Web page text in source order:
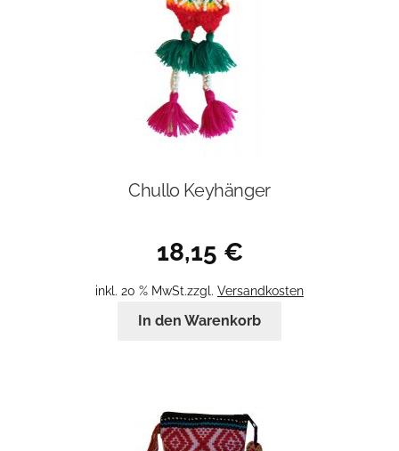
Chullo Keyhänger
18,15 €
inkl. 20 % MwSt.zzgl. Versandkosten
In den Warenkorb